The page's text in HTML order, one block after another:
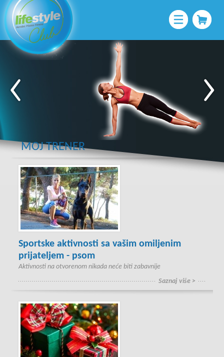
MOJ TRENER
Sportske aktivnosti sa vašim omiljenim
prijateljem - psom
Aktivnosti na otvorenom nikada neće biti zabavnije
Saznaj više >